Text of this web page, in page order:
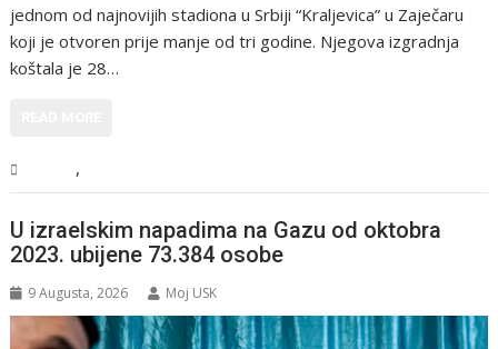
jednom od najnovijih stadiona u Srbiji “Kraljevica” u Zaječaru
koji je otvoren prije manje od tri godine. Njegova izgradnja
koštala je 28…
,
U izraelskim napadima na Gazu od oktobra
2023. ubijene 73.384 osobe
9 Augusta, 2026 Moj USK